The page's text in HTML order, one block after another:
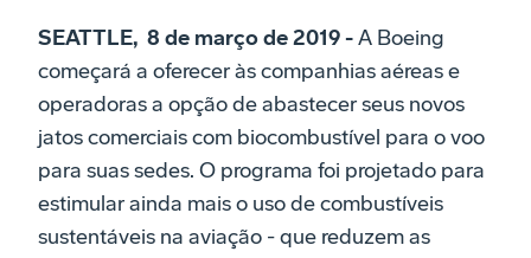
SEATTLE, 8 de março de 2019 -A Boeing
começará a oferecer às companhias aéreas e
operadoras a opção de abastecer seus novos
jatos comerciais com biocombustível para o voo
para suas sedes. O programa foi projetado para
estimular ainda mais o uso de combustíveis
sustentáveis na aviação - que reduzem as